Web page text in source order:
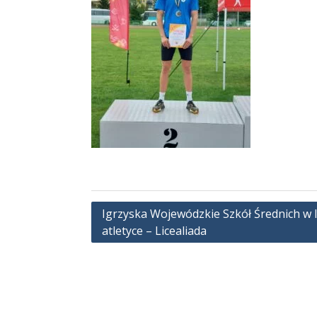
Nawigacja
wpisu
Igrzyska Wojewódzkie Szkół Średnich w
atletyce – Licealiada